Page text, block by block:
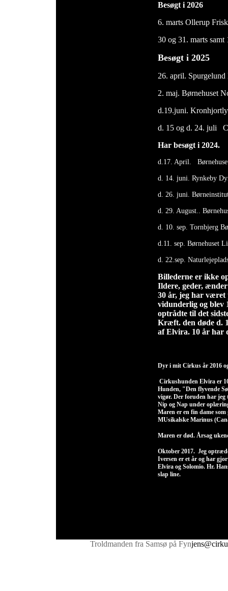
Besøgt i 2026
6. marts Ollerup
30 og 31. marts
Besøgt i 2025
26. april. Spurgelund
2. maj. Børnehuset
d.19.juni.
d. 15 og d. 24. juli
Har besøgt i 2024.
d.17. April.
d. 14. juni. Rynkeby
d. 26. juni.
d. 29. August..
d. 10. sep. Tornbjerg
d.11. sep. Børnehuset
d. 22.sep.
Billederne er ikke
Ildere, geder,
30 år, jeg har været
vidunderlig og blev
optrådte til det
Kræft. den døde d.
af Elvira. 10 år har
Dyr i mit Cirkus år 2016
Cirkushunden Elvira er
Hunden, "Den flyvende
vigør. Der foruden har
Nip og Nap under
Maren er en fin dame
MUsikalske Marinus
Maren er død. Årsag
Oktober 2017. Jeg
Iversen er et år og har
Elvira og Solomio. Hr.
slap line.
Troldmanden fra Samsø på Fyn